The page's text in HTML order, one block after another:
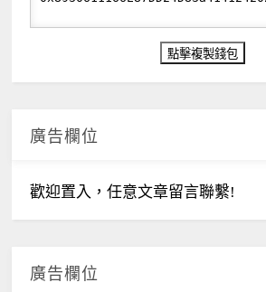
廣告欄位
歡迎置入，任意文章留言聯繫!
廣告欄位